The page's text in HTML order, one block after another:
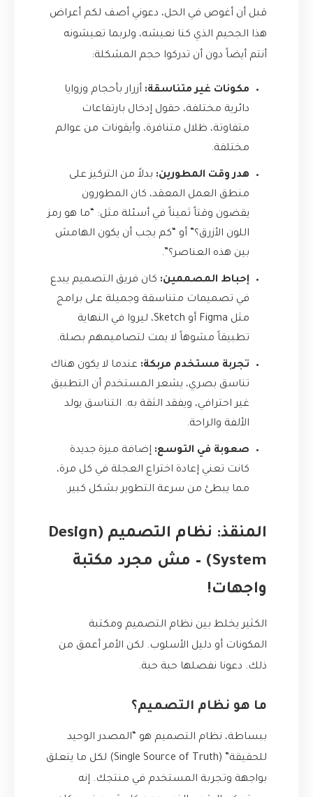
قبل أن أغوص في الحل، دعوني أصف لكم أعراض
هذا الجحيم الذي كنا نعيشه، ولربما تعيشونه
أنتم أيضاً دون أن تدركوا حجم المشكلة:
مكونات غير متناسقة: أزرار بأحجام وزوايا
دائرية مختلفة، حقول إدخال بارتفاعات
متفاوتة، ظلال متنافرة، وأيقونات من عوالم
مختلفة.
هدر وقت المطورين: بدلاً من التركيز على
منطق العمل المعقد، كان المطورون
يقضون وقتاً ثميناً في أسئلة مثل: “ما هو رمز
اللون الأزرق؟” أو “كم يجب أن يكون الهامش
بين هذه العناصر؟”.
إحباط المصممين: كان فريق التصميم يبدع
في تصميمات متناسقة وجميلة على برامج
مثل Figma أو Sketch، ليروا في النهاية
تطبيقاً مشوهاً لا يمت لتصاميمهم بصلة.
تجربة مستخدم مربكة: عندما لا يكون هناك
تناسق بصري، يشعر المستخدم أن التطبيق
غير احترافي، ويفقد الثقة به. التناسق يولد
الألفة والراحة.
صعوبة في التوسع: إضافة ميزة جديدة
كانت تعني إعادة اختراع العجلة في كل مرة،
مما يبطئ من سرعة التطوير بشكل كبير.
المنقذ: نظام التصميم (Design
System) – مش مجرد مكتبة
واجهات!
الكثير يخلط بين نظام التصميم ومكتبة
المكونات أو دليل الأسلوب. لكن الأمر أعمق من
ذلك. دعونا نفصلها حبة حبة.
ما هو نظام التصميم؟
ببساطة، نظام التصميم هو “المصدر الوحيد
للحقيقة” (Single Source of Truth) لكل ما يتعلق
بواجهة وتجربة المستخدم في منتجك. إنه